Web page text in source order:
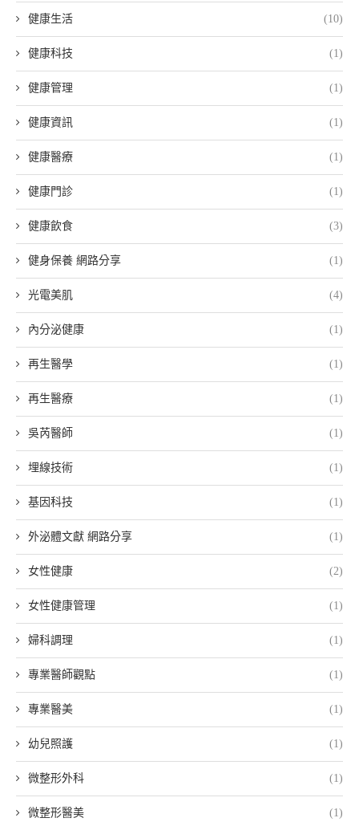
健康生活 (10)
健康科技 (1)
健康管理 (1)
健康資訊 (1)
健康醫療 (1)
健康門診 (1)
健康飲食 (3)
健身保養 網路分享 (1)
光電美肌 (4)
內分泌健康 (1)
再生醫學 (1)
再生醫療 (1)
吳芮醫師 (1)
埋線技術 (1)
基因科技 (1)
外泌體文獻 網路分享 (1)
女性健康 (2)
女性健康管理 (1)
婦科調理 (1)
專業醫師觀點 (1)
專業醫美 (1)
幼兒照護 (1)
微整形外科 (1)
微整形醫美 (1)